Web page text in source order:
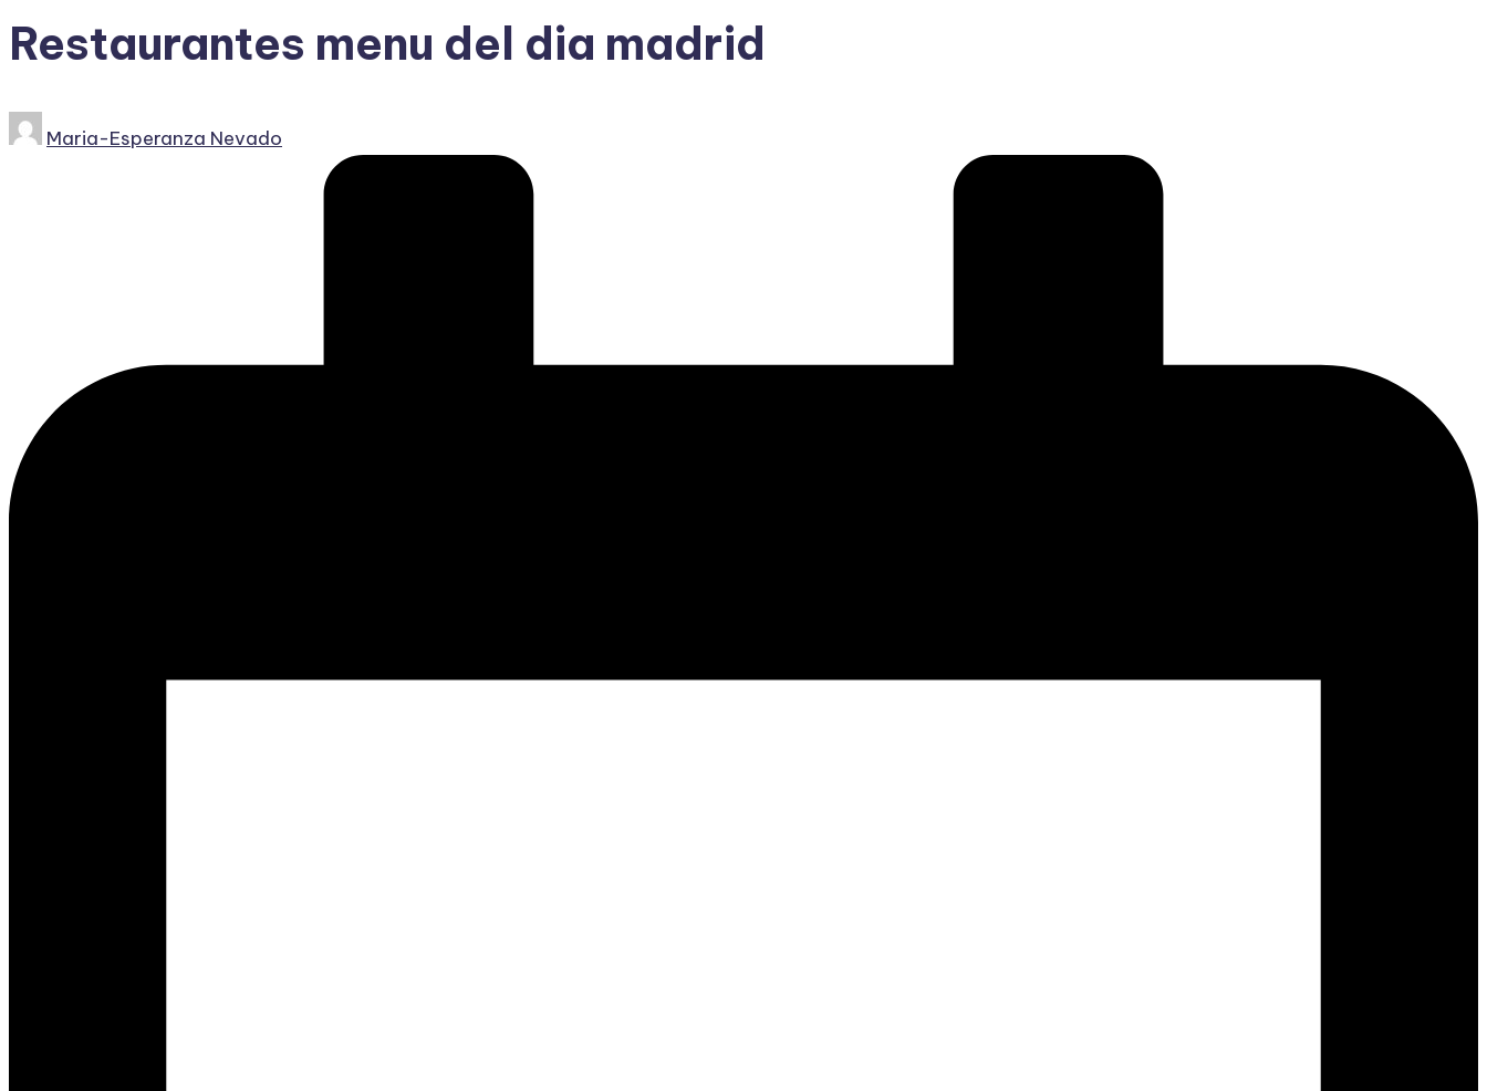
Restaurantes menu del dia madrid
Publicado
Maria-Esperanza Nevado